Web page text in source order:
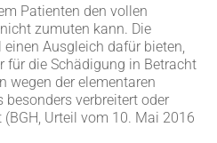
Patienten den vollen
zumuten kann. Die
Ausgleich dafür bieten,
für die Schädigung in Betracht
wegen der elementaren
besonders verbreitert oder
Urteil vom 10. Mai 2016